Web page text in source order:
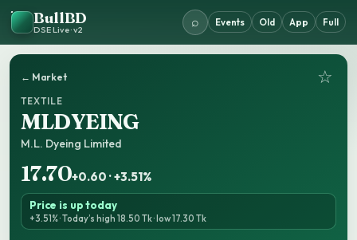
BullBD
DSE Live · v2
⌕ Events Old App Full
← Market ☆
TEXTILE
MLDYEING
M.L. Dyeing Limited
17.70+0.60 · +3.51%
Price is up today
+3.51% · Today’s high 18.50 Tk · low 17.30 Tk